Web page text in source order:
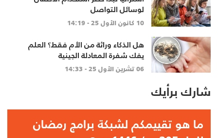
لوسائل التواصل
10 كانون الأول 25 - 14:19
هل الذكاء وراثة من الأم فقط؟ العلم
يفك شفرة المعادلة الجينية
06 تشرين الأول 25 - 14:33
شارك برأيك
ما هو تقييمكم لشبكة برامج رمضان